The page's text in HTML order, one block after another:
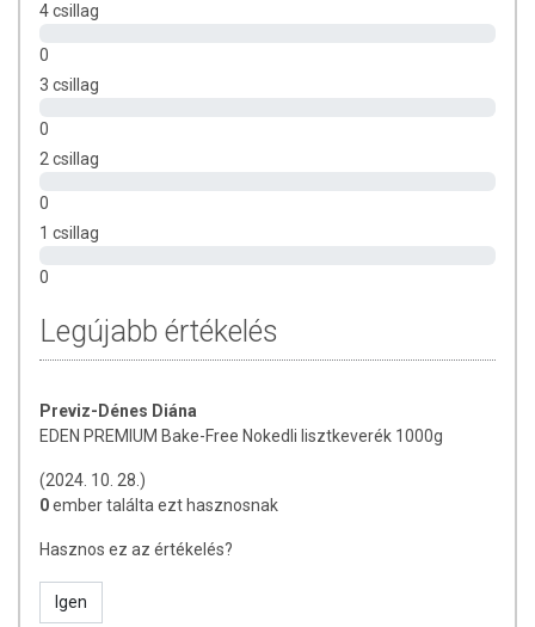
Nettó tömeg: 1000 g
4 csillag
0
3 csillag
0
2 csillag
0
1 csillag
0
Legújabb értékelés
Previz-Dénes Diána
EDEN PREMIUM Bake-Free Nokedli lisztkeverék 1000g
(2024. 10. 28.)
0ember találta ezt hasznosnak
Hasznos ez az értékelés?
Igen